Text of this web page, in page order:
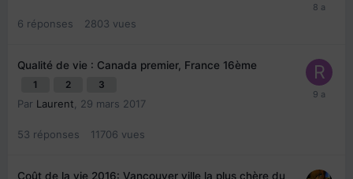
6 réponses 2803 vues
Qualité de vie : Canada premier, France 16ème
1 2 3
Par Laurent 29 mars 2017
53 réponses 11706 vues
Coût de la vie 2016: Vancouver ville la plus chère du